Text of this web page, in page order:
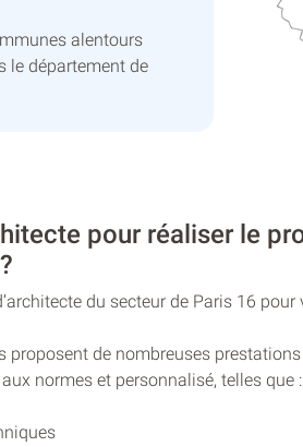
alentours
le département de
pour réaliser le
du secteur de Paris 16
proposent de nombreuses
normes et personnalisé, telles que :